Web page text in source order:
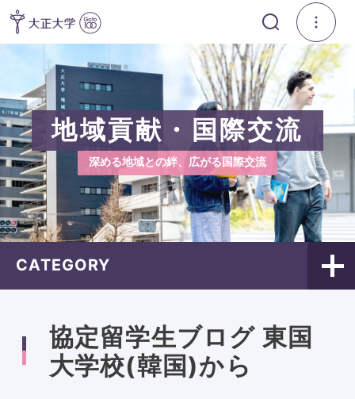
地域貢献・国際交流
深める地域との絆、広がる国際交流
CATEGORY
協定留学生ブログ 東国
大学校(韓国)から